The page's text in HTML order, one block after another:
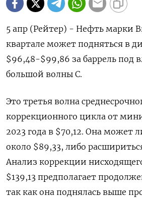
5 апр (Рейтер) - Нефть марки
квартале может подняться в
$96,48-$99,86 за баррель под
большой волны C.
Это третья волна
коррекционного цикла от
2023 года в $70,12. Она может
около $89,33, либо
Анализ коррекции
$139,13 предполагает
так как она поднялась выше